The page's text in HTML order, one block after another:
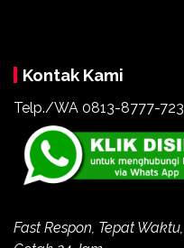
Kontak Kami
Telp./WA 0813-8777-
Fast Respon, Tepat